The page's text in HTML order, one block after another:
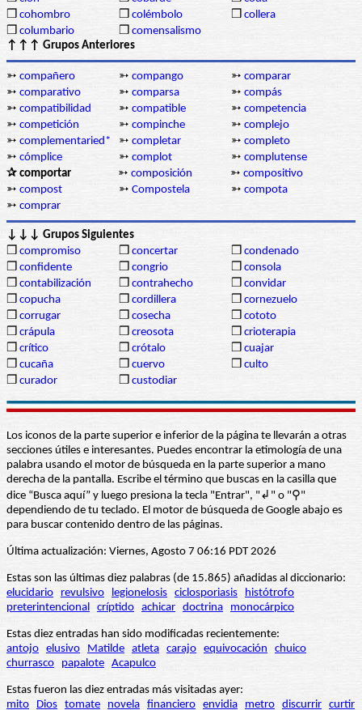
❒ cohombro ❒ colémbolo ❒ collera
❒ columbario ❒ comensalismo
↑↑↑ Grupos Anteriores
➳ compañero ➳ compango ➳ comparar
➳ comparativo ➳ comparsa ➳ compás
➳ compatibilidad ➳ compatible ➳ competencia
➳ competición ➳ compinche ➳ complejo
➳ complementaried* ➳ completar ➳ completo
➳ cómplice ➳ complot ➳ complutense
✰ comportar
➳ composición ➳ compositivo
➳ compost ➳ Compostela ➳ compota
➳ comprar
↓↓↓ Grupos Siguientes
❒ compromiso ❒ concertar ❒ condenado
❒ confidente ❒ congrio ❒ consola
❒ contabilización ❒ contrahecho ❒ convidar
❒ copucha ❒ cordillera ❒ cornezuelo
❒ corrugar ❒ cosecha ❒ cototo
❒ crápula ❒ creosota ❒ crioterapia
❒ crítico ❒ crótalo ❒ cuajar
❒ cucaña ❒ cuervo ❒ culto
❒ curador ❒ custodiar
Los iconos de la parte superior e inferior de la página te llevarán a otras
secciones útiles e interesantes. Puedes encontrar la etimología de una
palabra usando el motor de búsqueda en la parte superior a mano
derecha de la pantalla. Escribe el término que buscas en la casilla que
dice “Busca aquí” y luego presiona la tecla "Entrar", "↲" o "⚲"
dependiendo de tu teclado. El motor de búsqueda de Google abajo es
para buscar contenido dentro de las páginas.
Última actualización: Viernes, Agosto 7 06:16 PDT 2026
Estas son las últimas diez palabras (de 15.865) añadidas al diccionario:
elucidario
revulsivo legionelosis ciclosporiasis
histótrofo
preterintencional críptido achicar doctrina monocárpico
Estas diez entradas han sido modificadas recientemente:
antojo elusivo Matilde atleta carajo equivocación
chuico
churrasco
papalote Acapulco
Estas fueron las diez entradas más visitadas ayer:
mito
Dios tomate novela financiero envidia metro discurrir curtir